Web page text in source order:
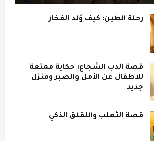
رحلة الطين: كيف وُلد الفخار
قصة الدب الشجاع: حكاية ممتعة
للأطفال عن الأمل والصبر ومنزل
جديد
قصة الثعلب واللقلق الذكي